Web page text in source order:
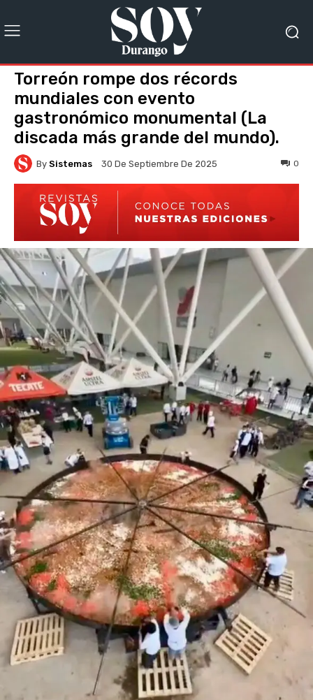
Torreón rompe dos récords
mundiales con evento
gastronómico monumental (La
discada más grande del mundo).
By Sistemas 30 De Septiembre De 2025 0